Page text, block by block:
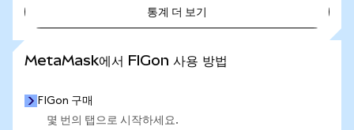
통계 더 보기
MetaMask에서 FIGon 사용 방법
FIGon 구매
몇 번의 탭으로 시작하세요.